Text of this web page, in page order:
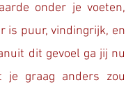
onder je voeten,
is puur, vindingrijk, en
dit gevoel ga jij nu
je graag anders zou